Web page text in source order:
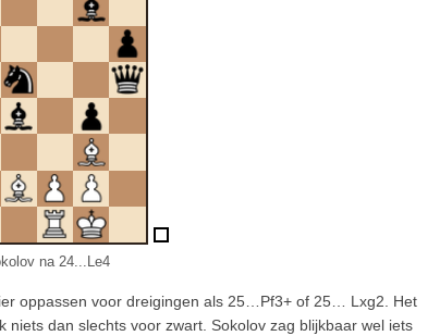
na 24...Le4
oppassen voor dreigingen als 25…Pf3+ of 25… Lxg2. Het
dan slechts voor zwart. Sokolov zag blijkbaar wel iets